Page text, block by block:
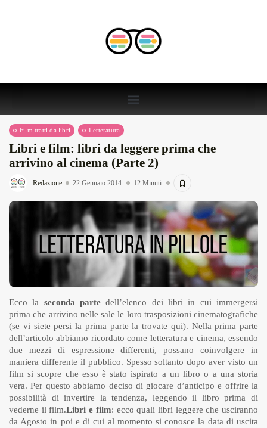
Film tratti da libri Letteratura
Libri e film: libri da leggere prima che
arrivino al cinema (Parte 2)
Redazione 22 Gennaio 2014 12 Minuti
Ecco la seconda parte dell’elenco dei libri in cui immergersi
prima che arrivino nelle sale le loro trasposizioni cinematografiche
(se vi siete persi la prima partela trovate qui). Nella prima parte
dell’articolo abbiamo ricordato come letteratura e cinema, essendo
due mezzi di espressione differenti, possano coinvolgere in
maniera differente il pubblico. Spesso soltanto dopo aver visto un
film si scopre che esso è stato ispirato a un libro o a una storia
vera. Per questo abbiamo deciso di giocare d’anticipo e offrire la
possibilità di invertire la tendenza, leggendo il libro prima di
vederne il film.Libri e film: ecco quali libri leggere che usciranno
da Agosto in poi e di cui al momento si conosce la data di uscita